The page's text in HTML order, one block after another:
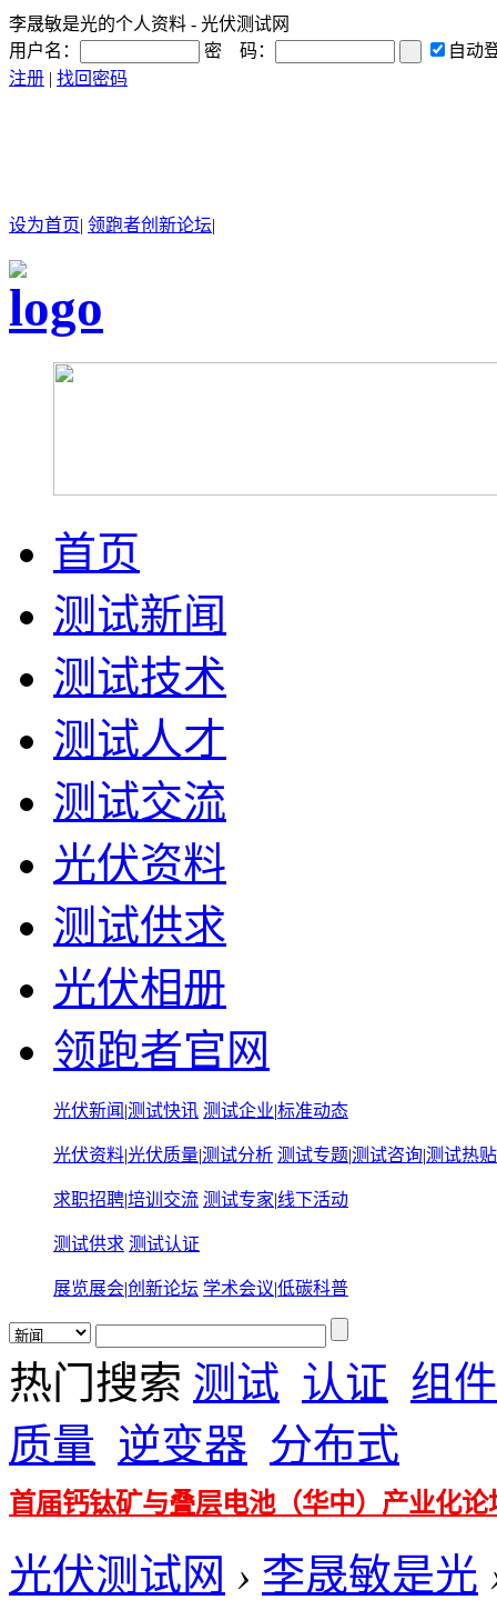
李晟敏是光的个人资料 - 光伏测试网
用户名：
密 码：
自动
注册 | 找回密码
设为首页| 领跑者创新论坛|
首页
测试新闻
测试技术
测试人才
测试交流
光伏资料
测试供求
光伏相册
领跑者官网
光伏新闻 |测试快讯 测试企业|标准动态
光伏资料|光伏质量|测试分析 测试专题|测试咨询|测试热贴
求职招聘|培训交流 测试专家|线下活动
测试供求 测试认证
展览展会|创新论坛 学术会议|低碳科普
热门搜索 测试 认证 组件
质量 逆变器 分布式
首届钙钛矿与叠层电池（华中）产业化论
光伏测试网 › 李晟敏是光